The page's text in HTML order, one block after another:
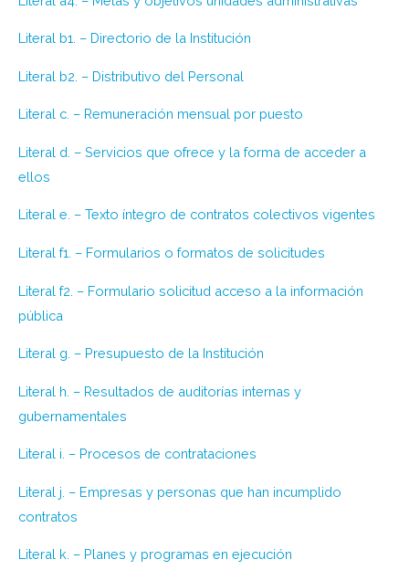
Literal b1. – Directorio de la Institución
Literal b2. – Distributivo del Personal
Literal c. – Remuneración mensual por puesto
Literal d. – Servicios que ofrece y la forma de acceder a
ellos
Literal e. – Texto íntegro de contratos colectivos vigentes
Literal f1. – Formularios o formatos de solicitudes
Literal f2. – Formulario solicitud acceso a la información
pública
Literal g. – Presupuesto de la Institución
Literal h. – Resultados de auditorías internas y
gubernamentales
Literal i. – Procesos de contrataciones
Literal j. – Empresas y personas que han incumplido
contratos
Literal k. – Planes y programas en ejecución